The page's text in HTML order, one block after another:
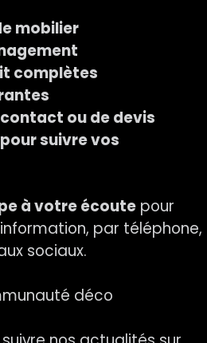
mobilier
complètes
ou de devis
suivre vos
à votre écoute pour
par téléphone,
sociaux.
déco